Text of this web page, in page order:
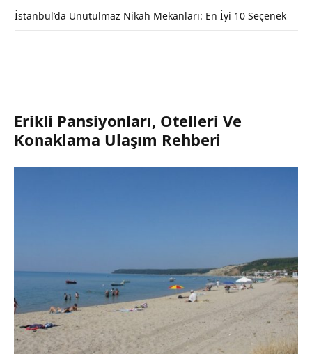
İstanbul’da Unutulmaz Nikah Mekanları: En İyi 10 Seçenek
Erikli Pansiyonları, Otelleri Ve
Konaklama Ulaşım Rehberi